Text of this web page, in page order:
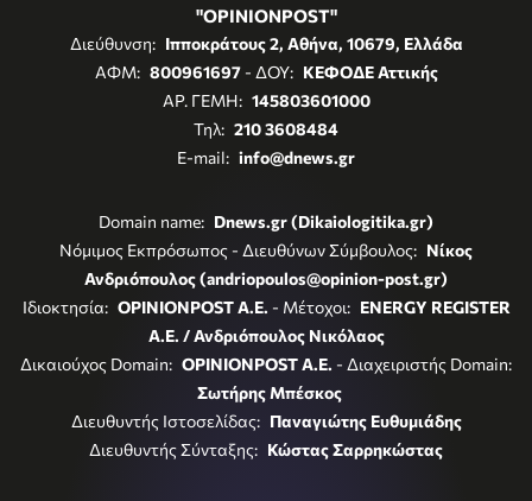
"OPINIONPOST"
Διεύθυνση: Ιπποκράτους 2, Αθήνα, 10679, Ελλάδα
ΑΦΜ: 800961697- ΔΟΥ: ΚΕΦΟΔΕ Αττικής
ΑΡ. ΓΕΜΗ: 145803601000
Τηλ: 210 3608484
E-mail: info@dnews.gr
Domain name: Dnews.gr (Dikaiologitika.gr)
Νόμιμος Εκπρόσωπος - Διευθύνων Σύμβουλος: Νίκος
Ανδριόπουλος (andriopoulos@opinion-post.gr)
Ιδιοκτησία: OPINIONPOST A.E. - Μέτοχοι: ENERGY REGISTER
Α.Ε. / Ανδριόπουλος Νικόλαος
Δικαιούχος Domain: OPINIONPOST A.E. - Διαχειριστής Domain:
Σωτήρης Μπέσκος
Διευθυντής Ιστοσελίδας: Παναγιώτης Ευθυμιάδης
Διευθυντής Σύνταξης: Κώστας Σαρρηκώστας